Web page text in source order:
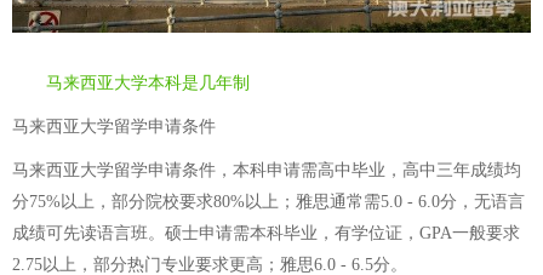
马来西亚大学本科是几年制
马来西亚大学留学申请条件
马来西亚大学留学申请条件，本科申请需高中毕业，高中三年成绩均
分75%以上，部分院校要求80%以上；雅思通常需5.0 - 6.0分，无语言
成绩可先读语言班。硕士申请需本科毕业，有学位证，GPA一般要求
2.75以上，部分热门专业要求更高；雅思6.0 - 6.5分。